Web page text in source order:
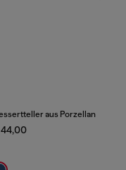
aus Porzellan